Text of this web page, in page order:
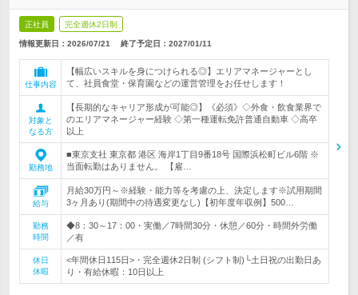
正社員 完全週休2日制
情報更新日：2026/07/21 終了予定日： 2027/01/11
仕事内容
【幅広いスキルを身につけられる◎】エリアマネージャーとし
て、社員食堂・保育園などの運営管理をお任せします！
対象と
なる方
【長期的なキャリア形成が可能◎】《必須》◇外食・飲食業界で
のエリアマネージャー経験 ◇第一種運転免許普通自動車 ◇高卒
以上
勤務地
■東京支社 東京都 港区 海岸1丁目9番18号 国際浜松町ビル6階 ※
当面転勤はありません。 【雇…
給与
月給30万円～※経験・能力等を考慮の上、決定します※試用期間
3ヶ月あり(期間中の待遇変更なし)【初年度年収例】500…
勤務
時間
◆8：30～17：00・実働／7時間30分・休憩／60分・時間外労働
／有
休日
休暇
<年間休日115日>・完全週休2日制 (シフト制)└土日祝の出勤日あ
り・有給休暇：10日以上